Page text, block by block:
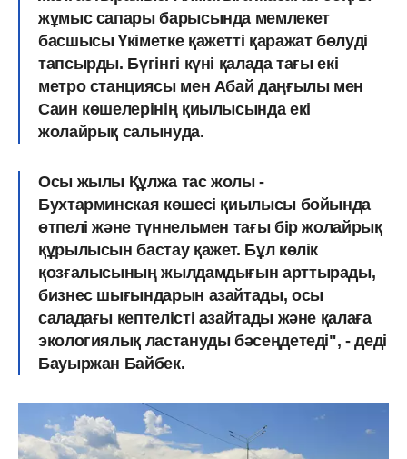
жұмыс сапары барысында мемлекет
басшысы Үкіметке қажетті қаражат бөлуді
тапсырды. Бүгінгі күні қалада тағы екі
метро станциясы мен Абай даңғылы мен
Саин көшелерінің қиылысында екі
жолайрық салынуда.
Осы жылы Құлжа тас жолы -
Бухтарминская көшесі қиылысы бойында
өтпелі және түннельмен тағы бір жолайрық
құрылысын бастау қажет. Бұл көлік
қозғалысының жылдамдығын арттырады,
бизнес шығындарын азайтады, осы
саладағы кептелісті азайтады және қалаға
экологиялық ластануды бәсеңдетеді", - деді
Бауыржан Байбек.